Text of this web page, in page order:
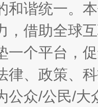
和谐统一。
，借助全球
一个平台，
律、政策、
公众/公民/大